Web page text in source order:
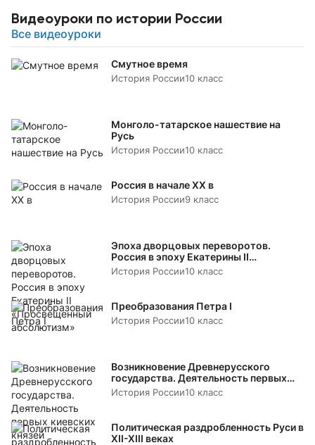
Видеоуроки по истории России
Все видеоуроки
Смутное время
История России10 класс
Монголо-татарское нашествие на
Русь
История России10 класс
Россия в начале XX в
История России9 класс
Эпоха дворцовых переворотов.
Россия в эпоху Екатерины II
«Просвещенный абсолютизм»
История России10 класс
Преобразования Петра I
История России10 класс
Возникновение Древнерусского
государства. Деятельность первых
киевских князей
История России10 класс
Политическая раздробленность Руси в
XII-XIII веках